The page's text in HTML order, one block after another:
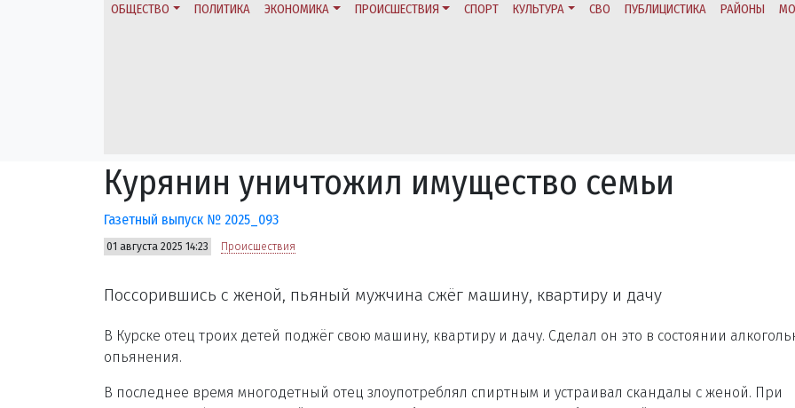
ОБЩЕСТВО ПОЛИТИКА ЭКОНОМИКА ПРОИСШЕСТВИЯ СПОРТ КУЛЬТУРА СВО ПУБЛИЦИСТИКА РАЙОНЫ
Курянин уничтожил имущество семьи
Газетный выпуск № 2025_093
01 августа 2025 14:23 Происшествия
Поссорившись с женой, пьяный мужчина сжёг машину, квартиру и дачу
В Курске отец троих детей поджёг свою машину, квартиру и дачу. Сделал он это в состоянии
опьянения.
В последнее время многодетный отец злоупотреблял спиртным и устраивал скандалы с женой. При